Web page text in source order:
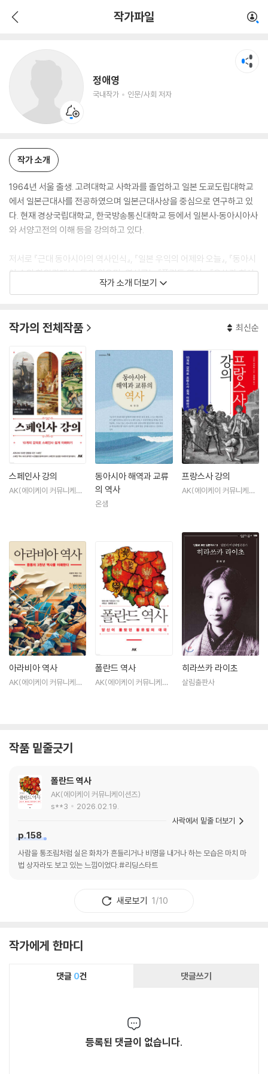
작가파일
정애영
국내작가 인문/사회 저자
인문/사회 저자
작가 소개
1964년 서울 출생. 고려대학교 사학과를 졸업하고 일본 도쿄도립대학교
에서 일본근대사를 전공하였으며 일본근대사상을 중심으로 연구하고 있
다. 현재 경상국립대학교, 한국방송통신대학교 등에서 일본사·동아시아사
와 서양고전의 이해 등을 강의하고 있다.
저서로 『근대 동아시아의 역사인식』, 『일본 우익의 어제와 오늘』, 『동아시
아 속의 한일관계사』 등이 있으며, 역서로는 『폴란드 역사』, 『오쓰카 히사
오와 마루야마 마사오』, 『미구회람실기 미국편』, 『무엇이 나를 이렇게 만
작가 소개 더보기
작가의 전체작품 최신순
스페인사 강의
AK(에이케이 커뮤니케이
동아시아 해역과 교류
의 역사
온샘
프랑스사 강의
AK(에이케이 커뮤니케이
아라비아 역사
AK(에이케이 커뮤니케이
폴란드 역사
AK(에이케이 커뮤니케이
히라쓰카 라이초
살림출판사
작품 밑줄긋기
폴란드 역사
AK(에이케이 커뮤니케이션즈)
s**3
2026.02.19.
p.158
사람을 통조림처럼 실은 화차가 흔들리거나 비명을 내거나 하는 모습은 마치 마
법 상자라도 보고 있는 느낌이었다.#리딩스타트
사락에서 밑줄 더보기
새로보기 1/10
작가에게 한마디
댓글 0건 댓글쓰기
등록된 댓글이 없습니다.